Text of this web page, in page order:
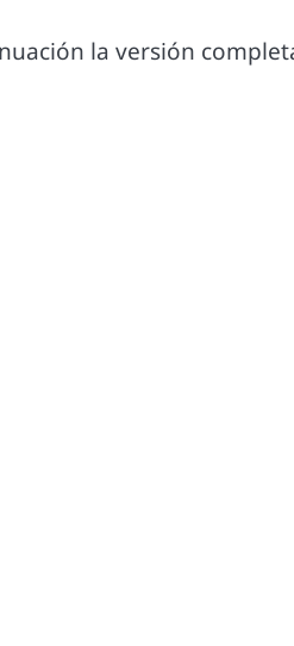
la versión